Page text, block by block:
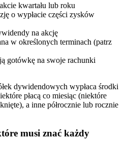
kwartału lub roku
o wypłacie części zysków
na akcję
w określonych terminach (patrz
gotówkę na swoje rachunki
dywidendowych wypłaca środki
płacą co miesiąc (niektóre
a inne półrocznie lub rocznie
musi znać każdy